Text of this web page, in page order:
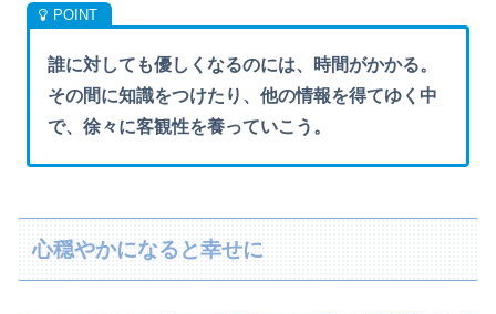
誰に対しても優しくなるのには、時間がかかる。
その間に知識をつけたり、他の情報を得てゆく中
で、徐々に客観性を養っていこう。
心穏やかになると幸せに